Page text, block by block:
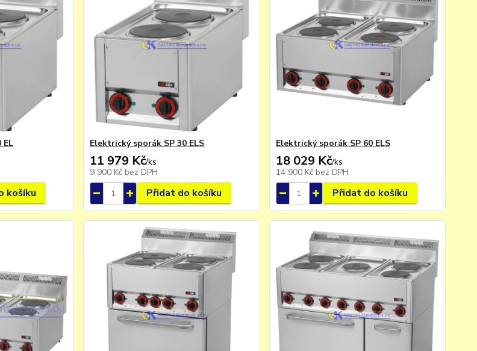
EL
košíku
Elektrický sporák SP 30 ELS
11 979 Kč/ks
9 900 Kč bez DPH
Přidat do košíku
Elektrický sporák SP 60 ELS
18 029 Kč/ks
14 900 Kč bez DPH
Přidat do košíku